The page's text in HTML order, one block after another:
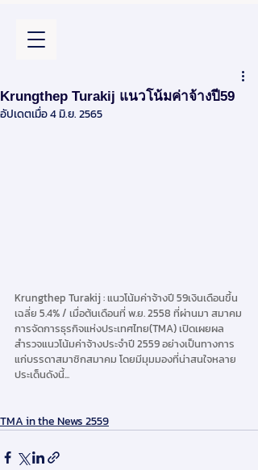
Krungthep Turakij แนวโน้มค่าจ้างปี59
อัปเดตเมื่อ4 มิ.ย. 2565
Krungthep Turakij : แนวโน้มค่าจ้างปี 59เงินเดือนขึ้น
เฉลี่ย 5.4% / เมื่อต้นเดือนที่ พ.ย. 2558 ที่ผ่านมา สมาคม
การจัดการธุรกิจแห่งประเทศไทย(TMA) เปิดเผยผล
สำรวจแนวโน้มค่าจ้างประจำปี 2559 อย่างเป็นทางการ
แก่บรรดาสมาชิกสมาคม โดยมีมุมมองที่น่าสนใจหลาย
ประเด็นดังนี้...
TMA in the News 2559